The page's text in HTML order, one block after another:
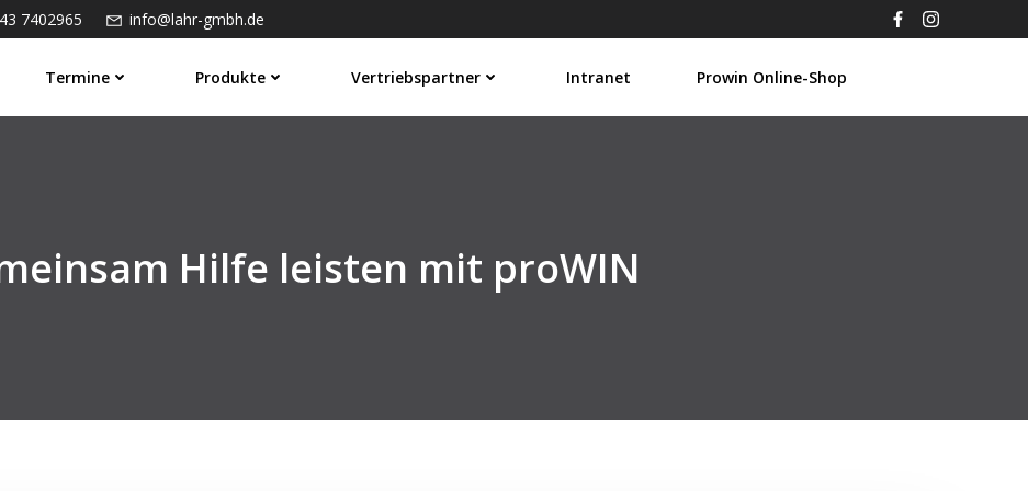
7402965 info@lahr-gmbh.de
Termine Produkte Vertriebspartner Intranet Prowin Online-Shop
Hilfe leisten mit proWIN